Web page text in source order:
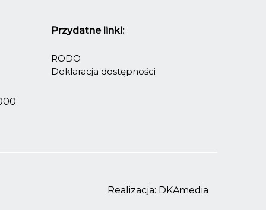
Przydatne linki:
RODO
Deklaracja dostępności
Realizacja: DKAmedia